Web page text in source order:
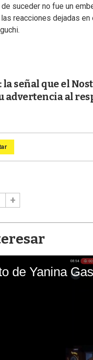
suceder no fue un
reacciones dejadas
la señal que el
advertencia al